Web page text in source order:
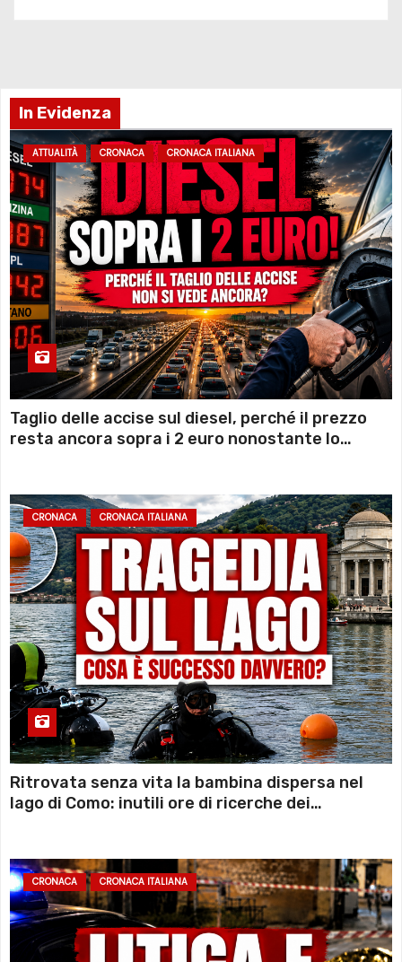
In Evidenza
ATTUALITÀ CRONACA CRONACA ITALIANA
Taglio delle accise sul diesel, perché il prezzo
resta ancora sopra i 2 euro nonostante lo
CRONACA CRONACA ITALIANA
Ritrovata senza vita la bambina dispersa nel
lago di Como: inutili ore di ricerche dei
CRONACA CRONACA ITALIANA